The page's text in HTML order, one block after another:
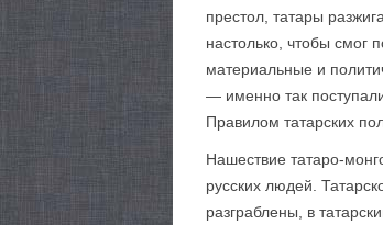
престол, татары
настолько, чтобы смог
материальные и
— именно так
Правилом татарских
Нашествие татаро-
русских людей.
разграблены, в